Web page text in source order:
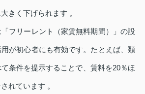
きく下げられます 。
フリーレント（家賃無料期間）」の設
が初心者にも有効です。たとえば、類
条件を提示することで、賃料を20％ほ
れています 。